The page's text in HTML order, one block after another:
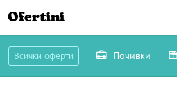
Ofertini
Всички оферти Почивки